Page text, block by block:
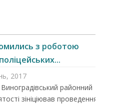
з роботою
2017
районний
зініціював проведення